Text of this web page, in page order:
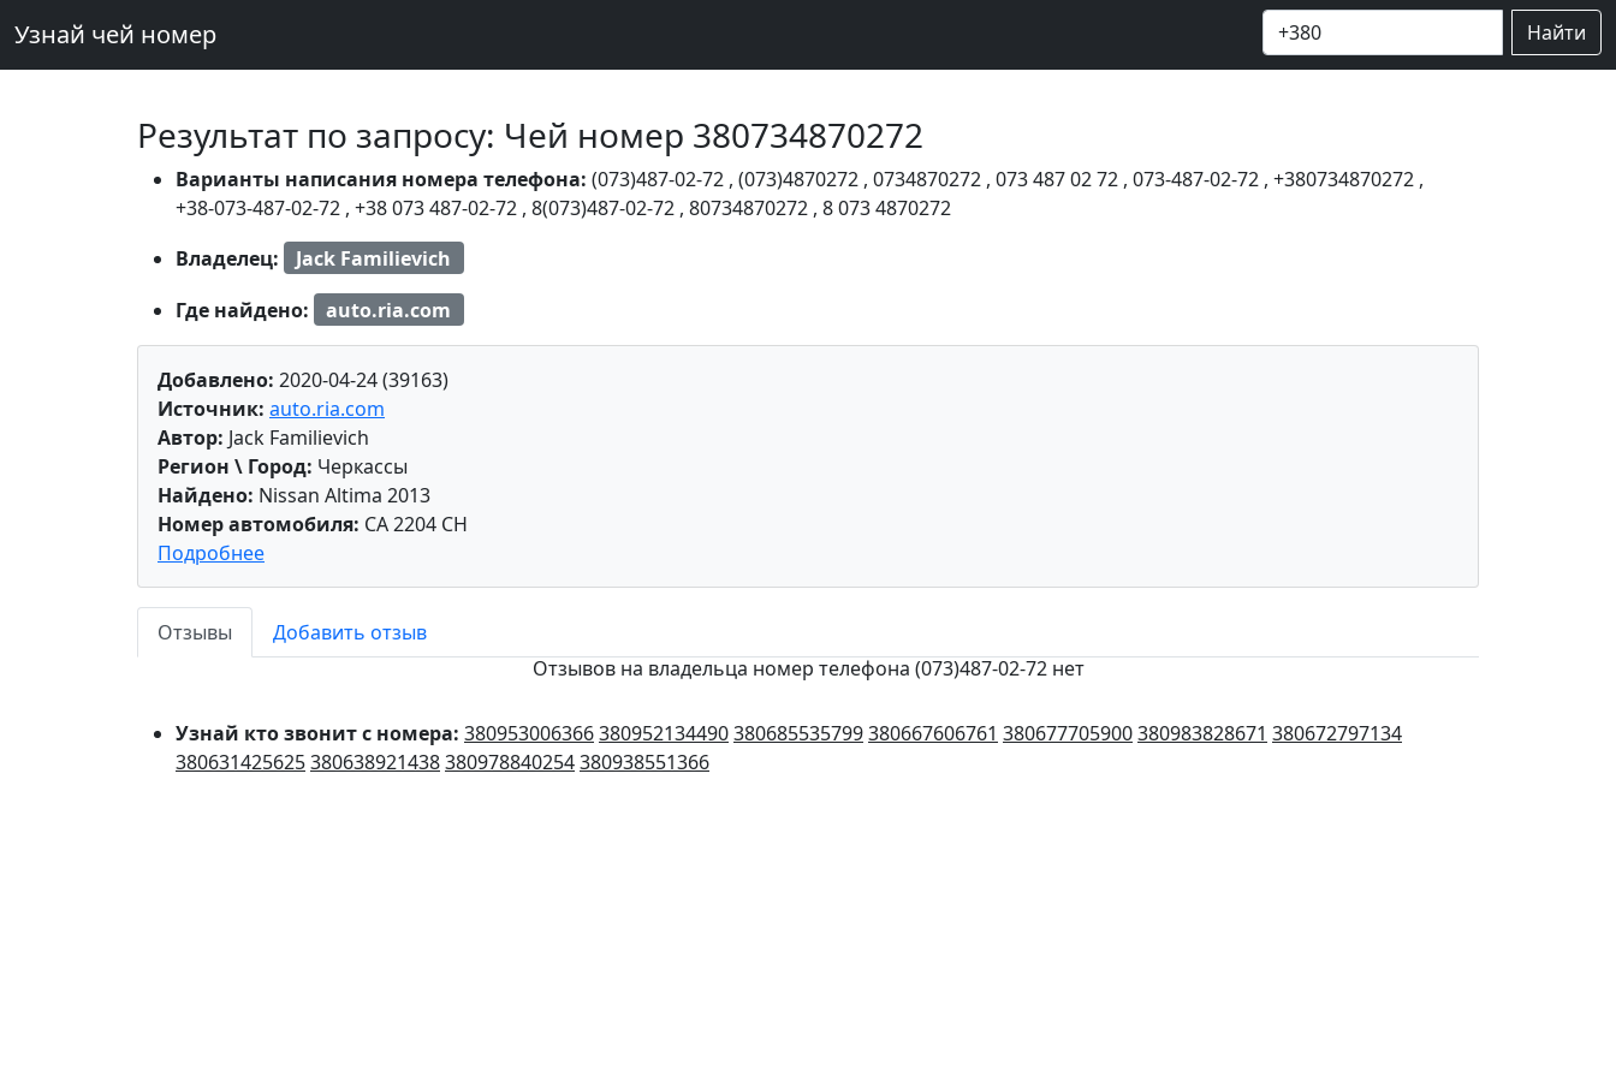
Узнай чей номер Найти
Результат по запросу: Чей номер 380734870272
Варианты написания номера телефона: (073)487-02-72 , (073)4870272 , 0734870272 , 073 487 02 72 , 073-487-02-72 , +380734870272 ,
+38-073-487-02-72 , +38 073 487-02-72 , 8(073)487-02-72 , 80734870272 , 8 073 4870272
Владелец:
Jack Familievich
Где найдено:
auto.ria.com
Добавлено: 2020-04-24 (39163)
Источник: auto.ria.com
Автор: Jack Familievich
Регион \ Город: Черкассы
Найдено: Nissan Altima 2013
Номер автомобиля: CA 2204 CH
Подробнее
Отзывы
Добавить отзыв
Отзывов на владельца номер телефона (073)487-02-72 нет
Узнай кто звонит с номера: 380953006366380952134490380685535799380667606761 380677705900380983828671 380672797134
380631425625380638921438380978840254380938551366